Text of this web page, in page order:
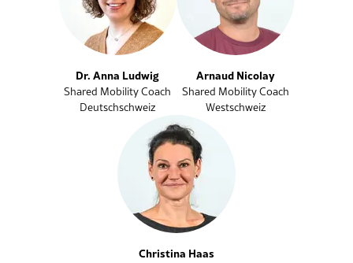
Dr. Anna Ludwig
Shared Mobility Coach
Deutschschweiz
Arnaud Nicolay
Shared Mobility Coach
Westschweiz
Christina Haas